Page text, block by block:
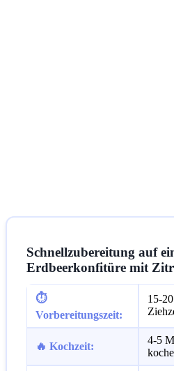
Schnellzubereitung auf
Erdbeerkonfitüre mit
⏱️
Vorbereitungszeit:
15-
🔥 Kochzeit:
4-5